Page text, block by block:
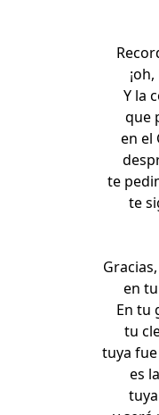
Y la
que
en el
te
te
en
En tu
tu
tuya
es